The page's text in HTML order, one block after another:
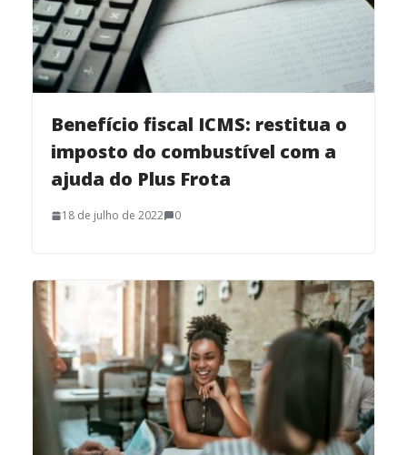
Benefício fiscal ICMS: restitua o
imposto do combustível com a
ajuda do Plus Frota
18 de julho de 2022 0